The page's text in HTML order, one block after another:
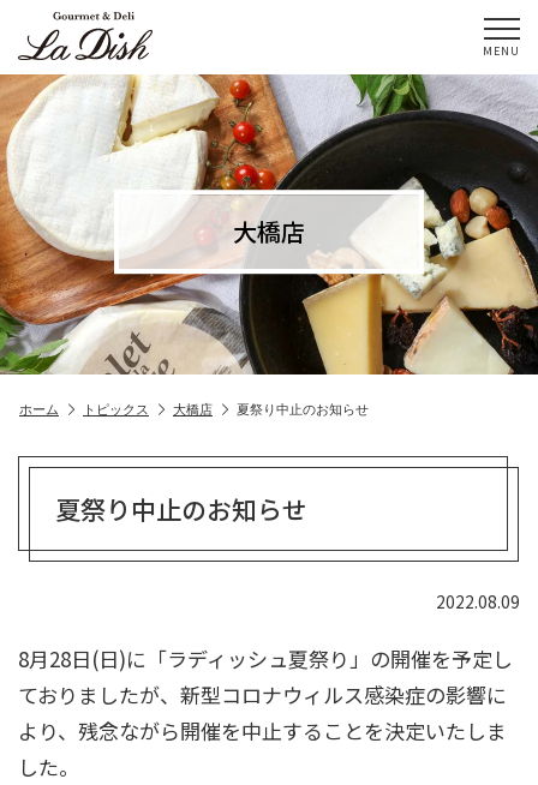
MENU
大橋店
ホーム トピックス 大橋店 夏祭り中止のお知らせ
夏祭り中止のお知らせ
2022.08.09
8月28日(日)に「ラディッシュ夏祭り」の開催を予定し
ておりましたが、 新型コロナウィルス感染症の影響に
より、残念ながら開催を中止することを決定いたしま
した。